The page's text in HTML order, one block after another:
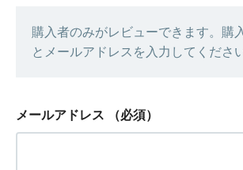
購入者のみがレビューできます。購
とメールアドレスを入力してください
メールアドレス （必須）